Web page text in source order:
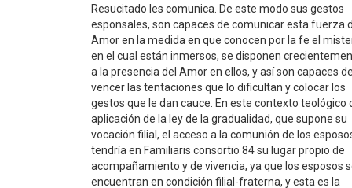
Resucitado les comunica. De este modo sus gestos
esponsales, son capaces de comunicar esta fuerza
Amor en la medida en que conocen por la fe el
en el cual están inmersos, se disponen
a la presencia del Amor en ellos, y así son capaces
vencer las tentaciones que lo dificultan y colocar los
gestos que le dan cauce. En este contexto teológico
aplicación de la ley de la gradualidad, que supone su
vocación filial, el acceso a la comunión de los
tendría en Familiaris consortio 84 su lugar propio de
acompañamiento y de vivencia, ya que los esposos
encuentran en condición filial-fraterna, y esta es la